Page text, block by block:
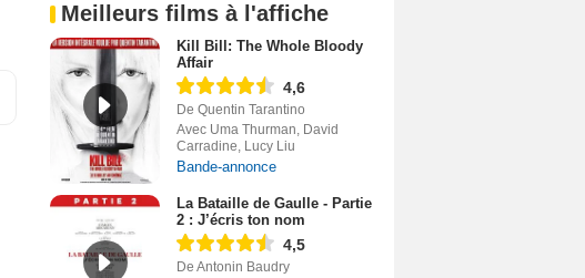
Meilleurs films à l'affiche
Kill Bill: The Whole Bloody
Affair
4,6
De Quentin Tarantino
Avec Uma Thurman, David
Carradine, Lucy Liu
Bande-annonce
La Bataille de Gaulle - Partie
2 : J’écris ton nom
4,5
De Antonin Baudry